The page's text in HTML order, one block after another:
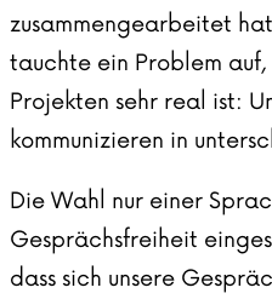
zusammengearbeitet
tauchte ein Problem
Projekten sehr real ist:
kommunizieren in
Die Wahl nur einer
Gesprächsfreiheit
dass sich unsere